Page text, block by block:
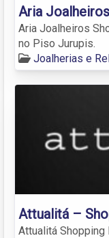
Aria
Aria Joalheiros
no Piso Jurupis.
Joalherias e
Attualitá –
Attualitá Shopping